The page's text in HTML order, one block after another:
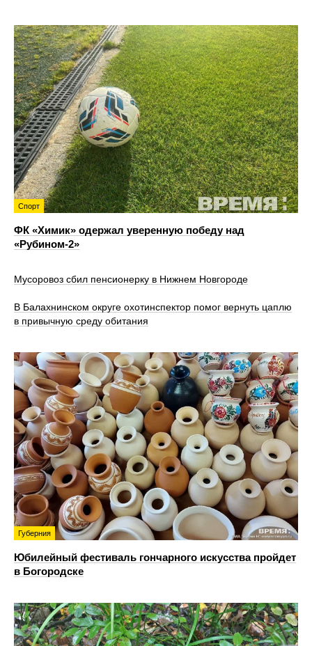
Спорт
ФК «Химик» одержал уверенную победу над
«Рубином‑2»
Мусоровоз сбил пенсионерку в Нижнем Новгороде
В Балахнинском округе охотинспектор помог вернуть цаплю
в привычную среду обитания
Губерния
Юбилейный фестиваль гончарного искусства пройдет
в Богородске